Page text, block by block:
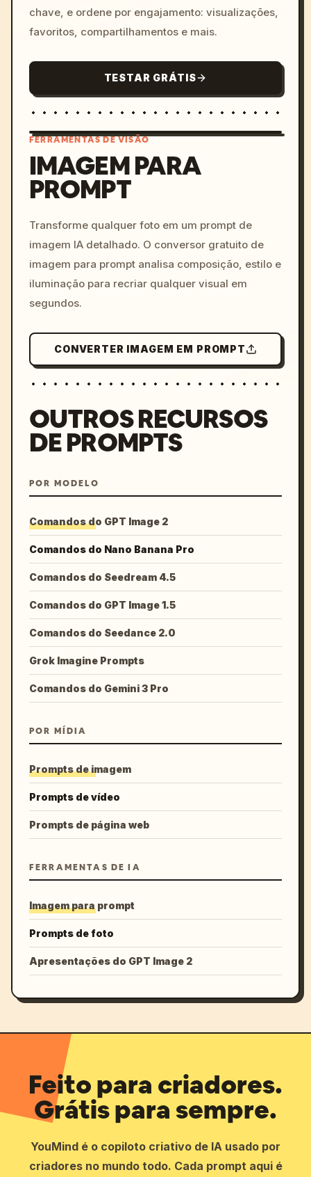
chave, e ordene por engajamento: visualizações,
favoritos, compartilhamentos e mais.
TESTAR GRÁTIS
colors, 8k --v 6.0
FERRAMENTAS DE VISÃO
IMAGEM PARA
PROMPT
Transforme qualquer foto em um prompt de
imagem IA detalhado. O conversor gratuito de
imagem para prompt analisa composição, estilo e
iluminação para recriar qualquer visual em
segundos.
CONVERTER IMAGEM EM PROMPT
OUTROS RECURSOS
DE PROMPTS
POR MODELO
Comandos do GPT Image 2
Comandos do Nano Banana Pro
Comandos do Seedream 4.5
Comandos do GPT Image 1.5
Comandos do Seedance 2.0
Grok Imagine Prompts
Comandos do Gemini 3 Pro
POR MÍDIA
Prompts de imagem
Prompts de vídeo
Prompts de página web
FERRAMENTAS DE IA
Imagem para prompt
Prompts de foto
Apresentações do GPT Image 2
Feito para criadores.
Grátis para sempre.
YouMind é o copiloto criativo de IA usado por
criadores no mundo todo. Cada prompt aqui é